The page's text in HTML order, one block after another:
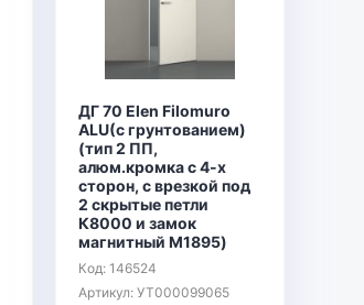
ДГ 70 Elen Filomuro
ALU(с грунтованием)
(тип 2 ПП,
алюм.кромка с 4-х
сторон, с врезкой под
2 скрытые петли
К8000 и замок
магнитный М1895)
Код: 146524
Артикул: УТ000099065